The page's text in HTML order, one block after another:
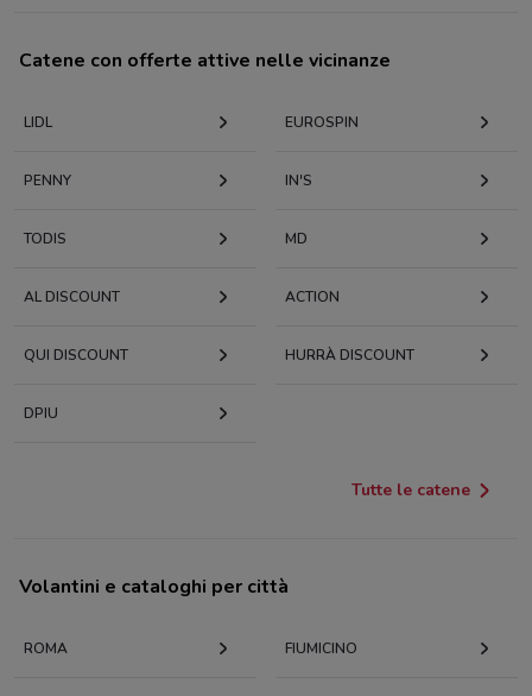
Catene con offerte attive nelle vicinanze
LIDL EUROSPIN
PENNY IN'S
TODIS MD
AL DISCOUNT ACTION
QUI DISCOUNT HURRÀ DISCOUNT
DPIU
Tutte le catene
Volantini e cataloghi per città
ROMA FIUMICINO